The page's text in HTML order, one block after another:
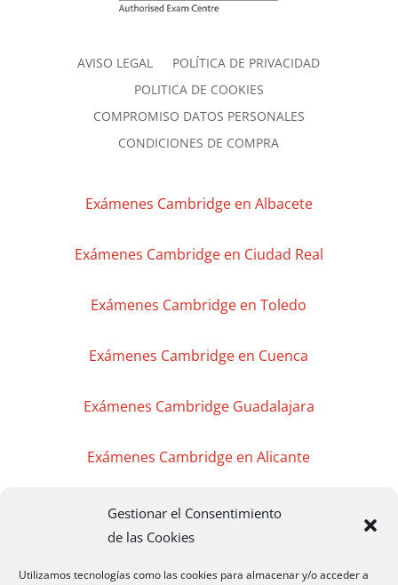
Gestionar el Consentimiento
de las Cookies
Utilizamos tecnologías como las cookies para almacenar y/o acceder a
AVISO LEGAL
POLÍTICA DE PRIVACIDAD
POLITICA DE COOKIES
COMPROMISO DATOS PERSONALES
CONDICIONES DE COMPRA
Exámenes Cambridge en Albacete
Exámenes Cambridge en Ciudad Real
Exámenes Cambridge en Toledo
Exámenes Cambridge en Cuenca
Exámenes Cambridge Guadalajara
Exámenes Cambridge en Alicante
Exámenes Cambridge en Valencia